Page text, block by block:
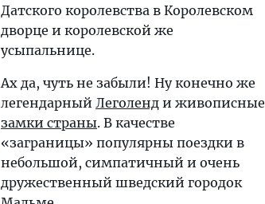
Датского королевства в Королевском
дворце и королевской же
усыпальнице.
Ах да, чуть не забыли! Ну конечно же
легендарный Леголенд и живописные
замки страны. В качестве
«заграницы» популярны поездки в
небольшой, симпатичный и очень
дружественный шведский городок